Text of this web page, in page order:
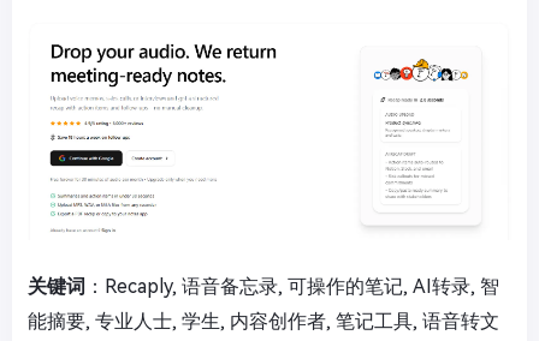
关键词 ：Recaply, 语音备忘录, 可操作的笔记, AI转录, 智
能摘要, 专业人士, 学生, 内容创作者, 笔记工具, 语音转文